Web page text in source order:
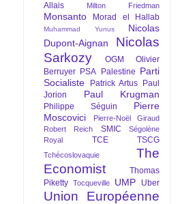
Allais
Milton Friedman
Monsanto Morad el Hallab
Muhammad Yunus
Nicolas
Dupont-Aignan
Nicolas
Sarkozy
OGM
Olivier
Berruyer PSA Palestine Parti
Socialiste
Patrick Artus
Paul
Jorion
Paul Krugman
Philippe Séguin
Pierre
Moscovici
Pierre-Noël Giraud
Robert Reich
SMIC
Ségolène
Royal
TCE TSCG
Tchécoslovaquie
The
Economist
Thomas
Piketty Tocqueville UMP Uber
Union Européenne